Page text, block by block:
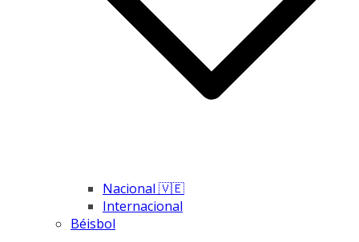
Nacional 🇻🇪
Internacional
Béisbol